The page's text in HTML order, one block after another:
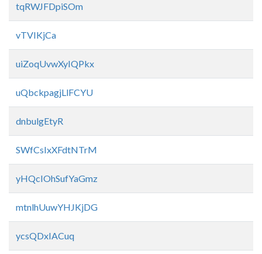
tqRWJFDpiSOm
vTVIKjCa
uiZoqUvwXyIQPkx
uQbckpagjLlFCYU
dnbulgEtyR
SWfCsIxXFdtNTrM
yHQcIOhSufYaGmz
mtnlhUuwYHJKjDG
ycsQDxIACuq